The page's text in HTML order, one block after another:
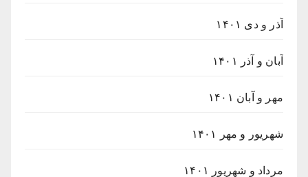
آذر و دی ۱۴۰۱
آبان و آذر ۱۴۰۱
مهر و آبان ۱۴۰۱
شهریور و مهر ۱۴۰۱
مرداد و شهریور ۱۴۰۱